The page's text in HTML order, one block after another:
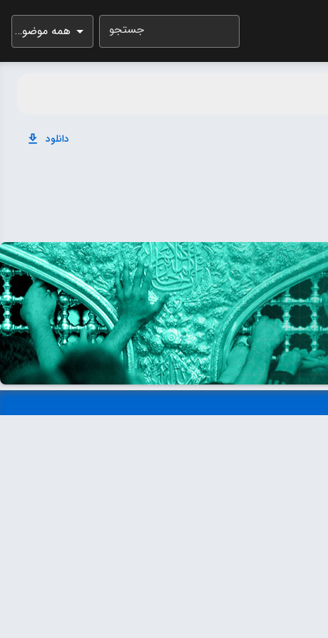
جستجو همه موضوعات
دانلود